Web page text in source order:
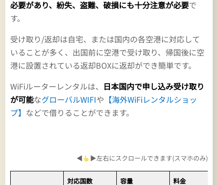
必要があり、紛失、盗難、破損にも十分注意が必要で
す。
受け取り/返却は自宅、または国内の各空港に対応して
いることが多く、出国前に空港で受け取り、帰国後に空
港に設置されている返却BOXに返却ができ簡単です。
WiFiルーターレンタルは、 日本国内で申し込み受け取り
が可能なグローバルWIFIや 【海外WiFiレンタルショッ
プ】 などで借りることができます。
◀ ▶左右にスクロールできます(スマホのみ)
対応国数 容量 料金